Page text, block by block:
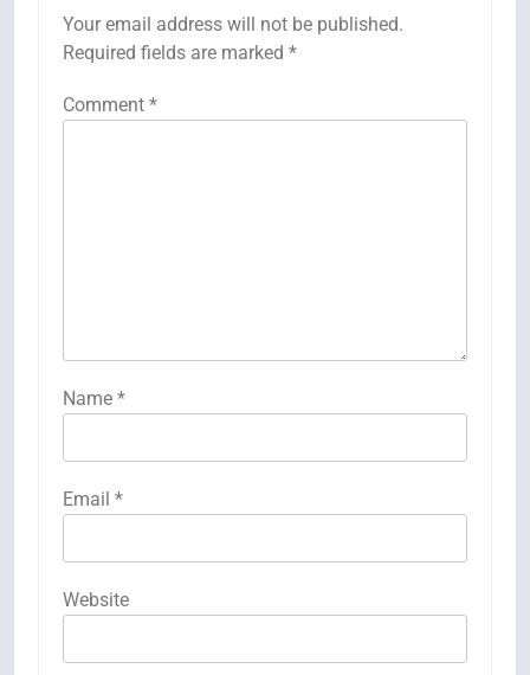
Your email address will not be published.
Required fields are marked *
Comment *
Name *
Email *
Website